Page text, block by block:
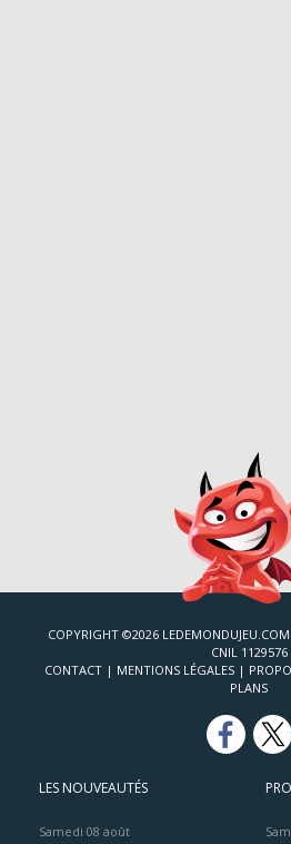
COPYRIGHT ©2026 LEDEMONDUJEU.COM
CNIL 1129576
CONTACT | MENTIONS LÉGALES |
PLANS
LES NOUVEAUTÉS
Samedi 08 août